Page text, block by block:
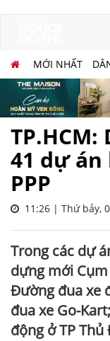
MỚI NHẤT
41 dự
PPP
11:26 | Thứ bảy,
Trong các dự
dựng mới
Đường đua xe
đua xe Go-
động ở TP Thủ